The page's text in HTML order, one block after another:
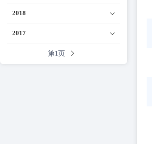
2018
2017
第1页